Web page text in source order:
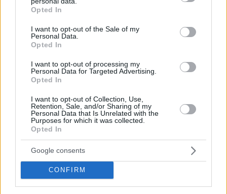
grant or deny consent to Google and its third-party tags to
use your data for below specified purposes in below Google
consent section.
Opted In
I want to opt-out of the Sale of my
Personal Data.
Opted In
I want to opt-out of processing my
Personal Data for Targeted Advertising.
Opted In
I want to opt-out of Collection, Use,
Retention, Sale, and/or Sharing of my
Personal Data that Is Unrelated with the
Purposes for which it was collected.
Opted In
Google consents
CONFIRM
Θέλουμε να κερδίσουμε ξανά τους επισκέπτες
που μας εμπιστεύονται όλα αυτά τα χρόνια»,
αναφέρει.
Καλύτερη είναι η κατάσταση στην Μηλίναη
οποία επίσης είχε «χτυπηθεί» σημαντικά τον
κάνει τα πρώτα βήματα προς την κανονικότητα,
βήματα που είναι σταθερά και μπορούν να
φέρουν ξανά τον τουρισμό στη περιοχή η οποία
είναι μοναδικής ομορφιάς. ΟΓιάννης
Μαλαθούνης
περιγράφει την κατάσταση που βρίσκεται